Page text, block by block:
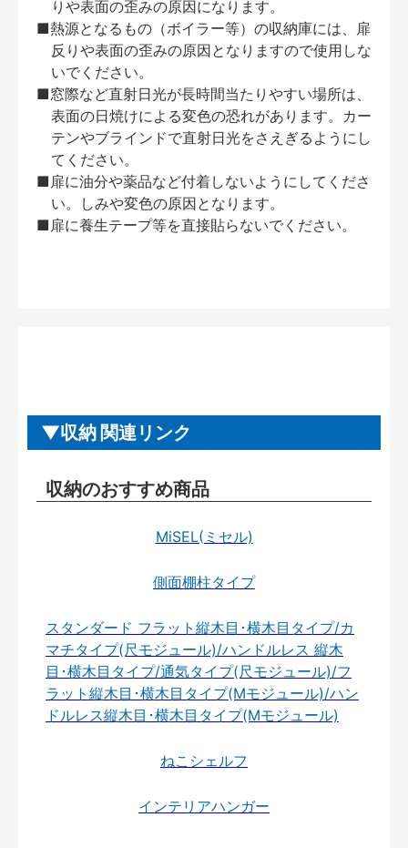
りや表面の歪みの原因になります。
■熱源となるもの（ボイラー等）の収納庫には、扉
反りや表面の歪みの原因となりますので使用しな
いでください。
■窓際など直射日光が長時間当たりやすい場所は、
表面の日焼けによる変色の恐れがあります。カー
テンやブラインドで直射日光をさえぎるようにし
てください。
■扉に油分や薬品など付着しないようにしてくださ
い。しみや変色の原因となります。
■扉に養生テープ等を直接貼らないでください。
収納 関連リンク
収納のおすすめ商品
MiSEL(ミセル)
側面棚柱タイプ
スタンダード フラット縦木目･横木目タイプ/カ
マチタイプ(尺モジュール)/ハンドルレス 縦木
目･横木目タイプ/通気タイプ(尺モジュール)/フ
ラット縦木目･横木目タイプ(Mモジュール)/ハン
ドルレス縦木目･横木目タイプ(Mモジュール)
ねこシェルフ
インテリアハンガー